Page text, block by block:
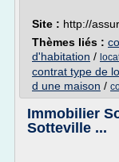
Site : http://
Thèmes liés :
d'habitation /
contrat type de
d une maison /
Immobilier
Sotteville ...